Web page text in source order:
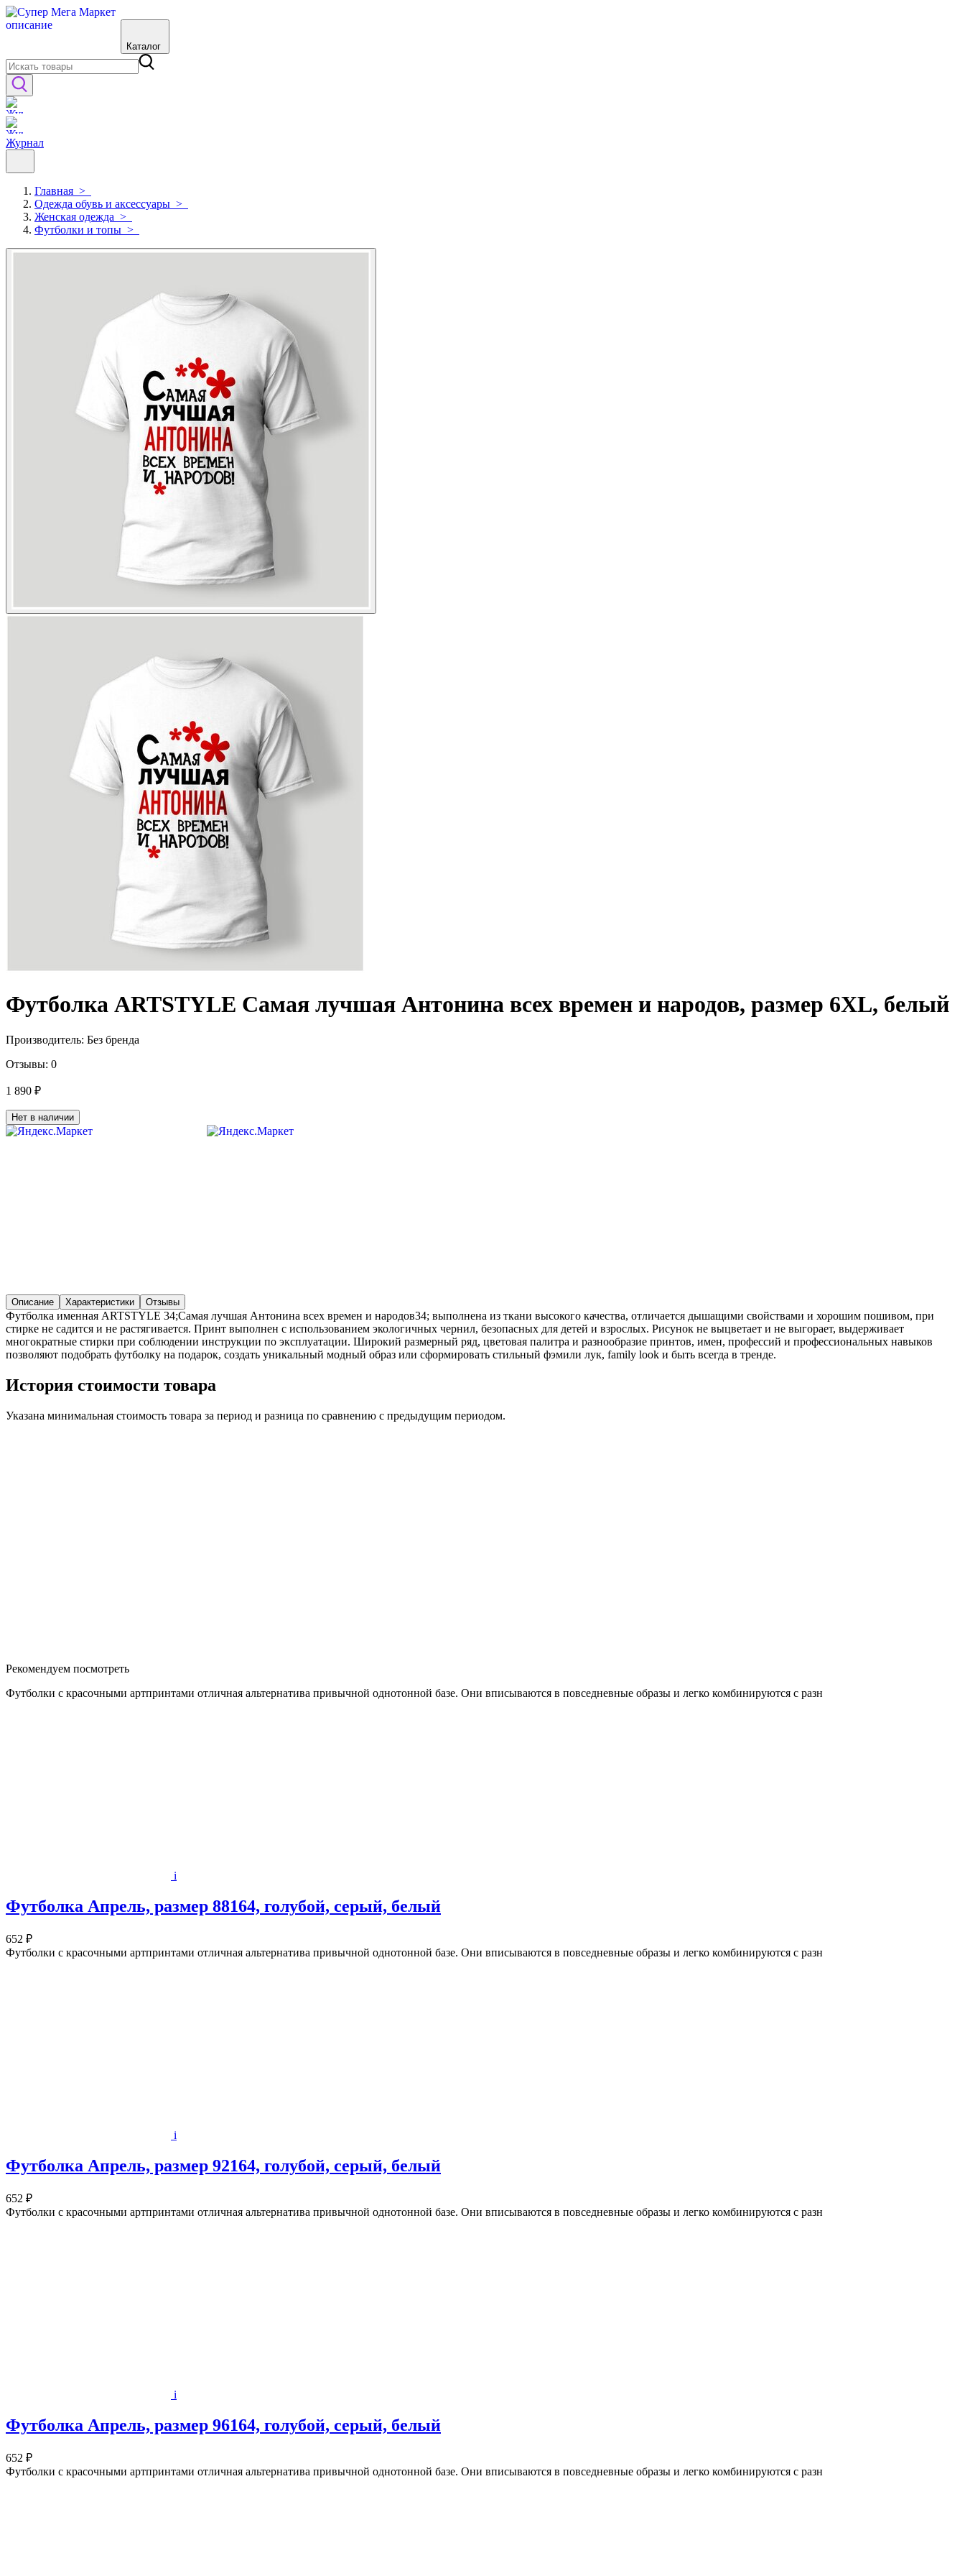
Каталог
Журнал
Главная >
Одежда обувь и аксессуары >
Женская одежда >
Футболки и топы >
Футболка ARTSTYLE Самая лучшая Антонина всех времен и народов, размер 6XL, белый
Производитель: Без бренда
Отзывы: 0
1 890 ₽
Нет в наличии
Описание Характеристики Отзывы
Футболка именная ARTSTYLE 34;Самая лучшая Антонина всех времен и народов34; выполнена из ткани высокого качества, отличается дышащими свойствами и хорошим пошивом, при
стирке не садится и не растягивается. Принт выполнен с использованием экологичных чернил, безопасных для детей и взрослых. Рисунок не выцветает и не выгорает, выдерживает
многократные стирки при соблюдении инструкции по эксплуатации. Широкий размерный ряд, цветовая палитра и разнообразие принтов, имен, профессий и профессиональных навыков
позволяют подобрать футболку на подарок, создать уникальный модный образ или сформировать стильный фэмили лук, family look и быть всегда в тренде.
История стоимости товара
Указана минимальная стоимость товара за период и разница по сравнению с предыдущим периодом.
Рекомендуем посмотреть
Футболки с красочными артпринтами отличная альтернатива привычной однотонной базе. Они вписываются в повседневные образы и легко комбинируются с разн
i
Футболка Апрель, размер 88164, голубой, серый, белый
652 ₽
Футболки с красочными артпринтами отличная альтернатива привычной однотонной базе. Они вписываются в повседневные образы и легко комбинируются с разн
i
Футболка Апрель, размер 92164, голубой, серый, белый
652 ₽
Футболки с красочными артпринтами отличная альтернатива привычной однотонной базе. Они вписываются в повседневные образы и легко комбинируются с разн
i
Футболка Апрель, размер 96164, голубой, серый, белый
652 ₽
Футболки с красочными артпринтами отличная альтернатива привычной однотонной базе. Они вписываются в повседневные образы и легко комбинируются с разн